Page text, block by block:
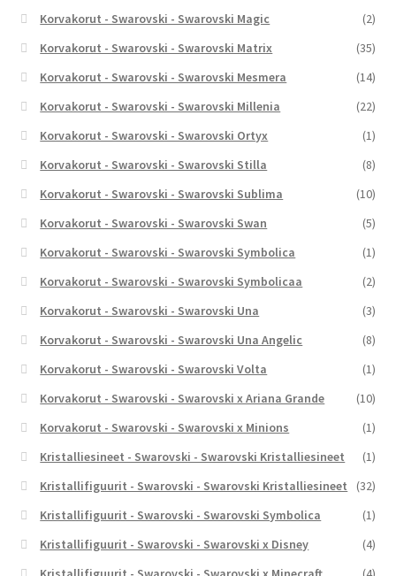
Korvakorut - Swarovski - Swarovski Magic
(2)
Korvakorut - Swarovski - Swarovski Matrix
(35)
Korvakorut - Swarovski - Swarovski Mesmera
(14)
Korvakorut - Swarovski - Swarovski Millenia
(22)
Korvakorut - Swarovski - Swarovski Ortyx
(1)
Korvakorut - Swarovski - Swarovski Stilla
(8)
Korvakorut - Swarovski - Swarovski Sublima
(10)
Korvakorut - Swarovski - Swarovski Swan
(5)
Korvakorut - Swarovski - Swarovski Symbolica
(1)
Korvakorut - Swarovski - Swarovski Symbolicaa
(2)
Korvakorut - Swarovski - Swarovski Una
(3)
Korvakorut - Swarovski - Swarovski Una Angelic
(8)
Korvakorut - Swarovski - Swarovski Volta
(1)
Korvakorut - Swarovski - Swarovski x Ariana Grande
(10)
Korvakorut - Swarovski - Swarovski x Minions
(1)
Kristalliesineet - Swarovski - Swarovski Kristalliesineet
(1)
Kristallifiguurit - Swarovski - Swarovski Kristalliesineet
(32)
Kristallifiguurit - Swarovski - Swarovski Symbolica
(1)
Kristallifiguurit - Swarovski - Swarovski x Disney
(4)